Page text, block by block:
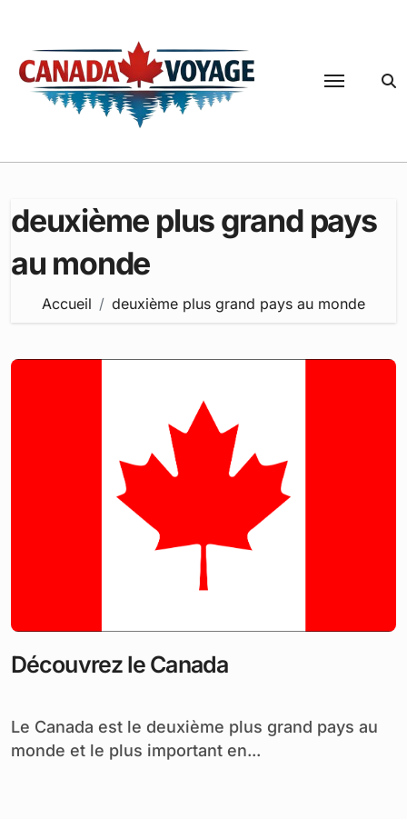
contenu
deuxième plus grand pays
au monde
Accueil deuxième plus grand pays au monde
Découvrez le Canada
Le Canada est le deuxième plus grand pays au
monde et le plus important en...